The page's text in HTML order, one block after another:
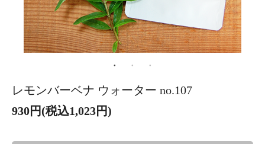
レモンバーベナ ウォーター no.107
930円(税込1,023円)